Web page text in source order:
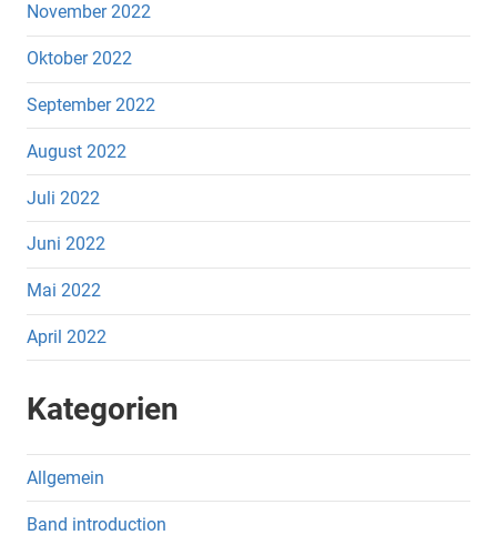
November 2022
Oktober 2022
September 2022
August 2022
Juli 2022
Juni 2022
Mai 2022
April 2022
Kategorien
Allgemein
Band introduction